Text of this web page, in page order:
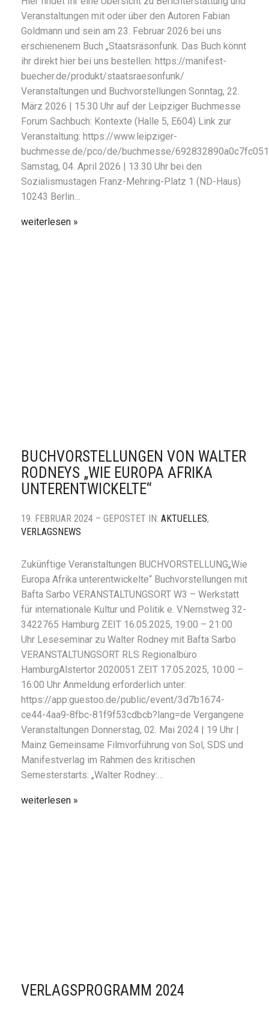
Veranstaltungen mit oder über den Autoren Fabian
Goldmann und sein am 23. Februar 2026 bei uns
erschienenem Buch „Staatsräsonfunk. Das Buch könnt
ihr direkt hier bei uns bestellen: https://manifest-
buecher.de/produkt/staatsraesonfunk/
Veranstaltungen und Buchvorstellungen Sonntag, 22.
März 2026 | 15.30 Uhr auf der Leipziger Buchmesse
Forum Sachbuch: Kontexte (Halle 5, E604) Link zur
Veranstaltung: https://www.leipziger-
buchmesse.de/pco/de/buchmesse/
Samstag, 04. April 2026 | 13.30 Uhr bei den
Sozialismustagen Franz-Mehring-Platz 1 (ND-Haus)
10243 Berlin…
weiterlesen
BUCHVORSTELLUNGEN VON WALTER
RODNEYS „WIE EUROPA AFRIKA
UNTERENTWICKELTE“
19. FEBRUAR 2024 – GEPOSTET IN: AKTUELLES,
VERLAGSNEWS
Zukünftige Veranstaltungen BUCHVORSTELLUNG„Wie
Europa Afrika unterentwickelte“ Buchvorstellungen mit
Bafta Sarbo VERANSTALTUNGSORT W3 – Werkstatt
für internationale Kultur und Politik e. V.Nernstweg 32-
3422765 Hamburg ZEIT 16.05.2025, 19:00 – 21:00
Uhr Leseseminar zu Walter Rodney mit Bafta Sarbo
VERANSTALTUNGSORT RLS Regionalbüro
HamburgAlstertor 2020051 ZEIT 17.05.2025, 10:00 –
16:00 Uhr Anmeldung erforderlich unter:
https://app.guestoo.de/public/event/3d7b1674-
ce44-4aa9-8fbc-81f9f53cdbcb?lang=de Vergangene
Veranstaltungen Donnerstag, 02. Mai 2024 | 19 Uhr |
Mainz Gemeinsame Filmvorführung von Sol, SDS und
Manifestverlag im Rahmen des kritischen
Semesterstarts: „Walter Rodney:…
weiterlesen
VERLAGSPROGRAMM 2024